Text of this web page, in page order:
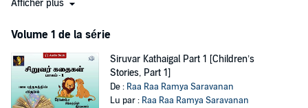
3. மாய புத்தகத்தின் விருப்பம்
©2001 Raa Raa - Ramya Saravanan (P)2015 Pustaka Digital Media
Afficher plus
Volume 1 de la série
Siruvar Kathaigal Part 1 [Children’s
Stories, Part 1]
De : Raa Raa Ramya Saravanan
Lu par : Raa Raa Ramya Saravanan